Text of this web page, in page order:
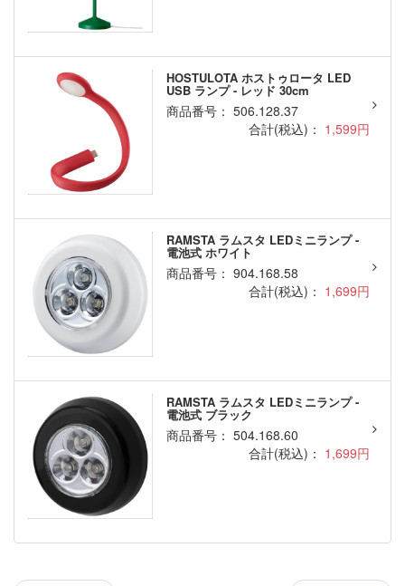
HOSTULOTA ホストゥロータ LED
USB ランプ - レッド 30cm
商品番号： 506.128.37
合計(税込)： 1,599円
RAMSTA ラムスタ LEDミニランプ -
電池式 ホワイト
商品番号： 904.168.58
合計(税込)： 1,699円
RAMSTA ラムスタ LEDミニランプ -
電池式 ブラック
商品番号： 504.168.60
合計(税込)： 1,699円